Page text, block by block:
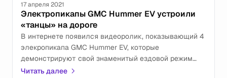
17 апреля 2021
Электропикапы GMC Hummer EV устроили
«танцы» на дороге
В интернете появился видеоролик, показывающий 4
элекропикапа GMC Hummer EV, которые
демонстрируют свой знаменитый ездовой режим
Crab Walk.
Читать далее